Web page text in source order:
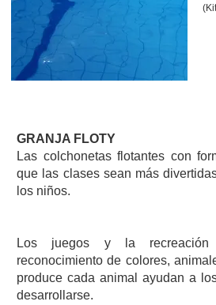
GRANJA FLOTY
Las colchonetas flotantes con
que las clases sean más
los niños.
Los juegos y la
reconocimiento de colores,
produce cada animal ayudan a
desarrollarse.